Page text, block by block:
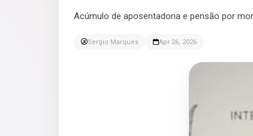
Acúmulo de aposentadoria e pensão por
Sergio Marques Apr 26, 2026